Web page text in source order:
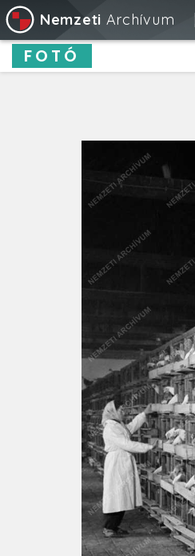
Nemzeti Archívum
FOTÓ